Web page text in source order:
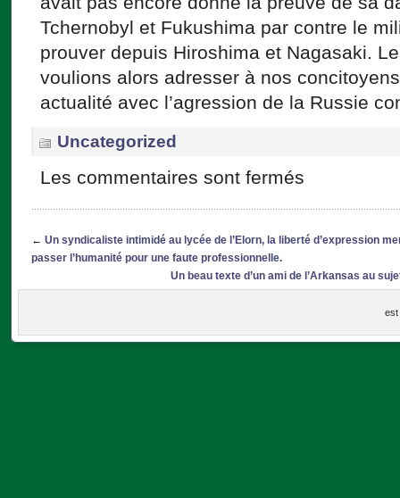
Tchernobyl et Fukushima par contre le
prouver depuis Hiroshima et Nagasaki.
voulions alors adresser à nos
actualité avec l’agression de la Russie
Uncategorized
Les commentaires sont fermés
← Un syndicaliste intimidé au lycée de l’Elorn, la liberté d’expression
passer l’humanité pour une faute professionnelle.
Un beau texte d’un ami de l’Arkansas au